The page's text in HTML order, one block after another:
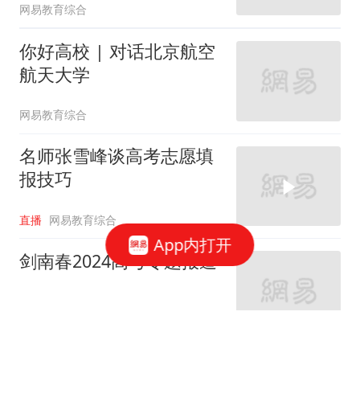
网易教育综合
你好高校 | 对话北京航空
航天大学
网易教育综合
名师张雪峰谈高考志愿填
报技巧
直播 网易教育综合
剑南春2024高考专题报道
App内打开